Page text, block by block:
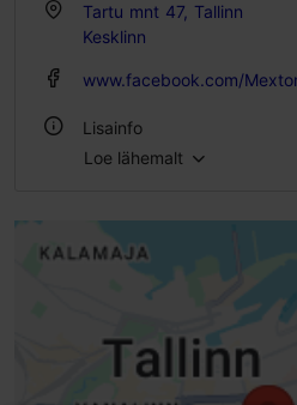
Tartu mnt 47, Tallinn
Kesklinn
www.facebook.com/
Lisainfo
Loe lähemalt